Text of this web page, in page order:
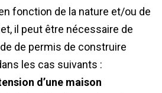
fonction de la nature et/ou de
il peut être nécessaire de
de permis de construire
les cas suivants :
d’une maison